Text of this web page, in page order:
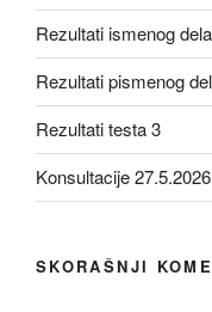
Rezultati ismenog
Rezultati pismenog
Rezultati testa 3
Konsultacije
SKORAŠNJI